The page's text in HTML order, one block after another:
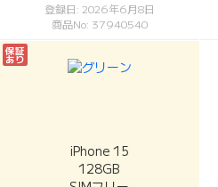
登録日: 2026年6月8日
商品No: 37940540
保証
あり
iPhone 15
128GB